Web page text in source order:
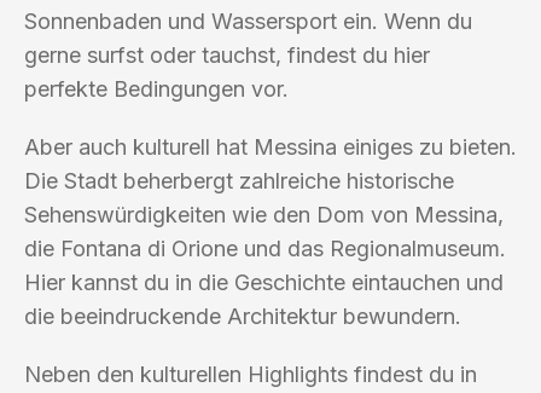
Sonnenbaden und Wassersport ein. Wenn du
gerne surfst oder tauchst, findest du hier
perfekte Bedingungen vor.
Aber auch kulturell hat Messina einiges zu bieten.
Die Stadt beherbergt zahlreiche historische
Sehenswürdigkeiten wie den Dom von Messina,
die Fontana di Orione und das Regionalmuseum.
Hier kannst du in die Geschichte eintauchen und
die beeindruckende Architektur bewundern.
Neben den kulturellen Highlights findest du in